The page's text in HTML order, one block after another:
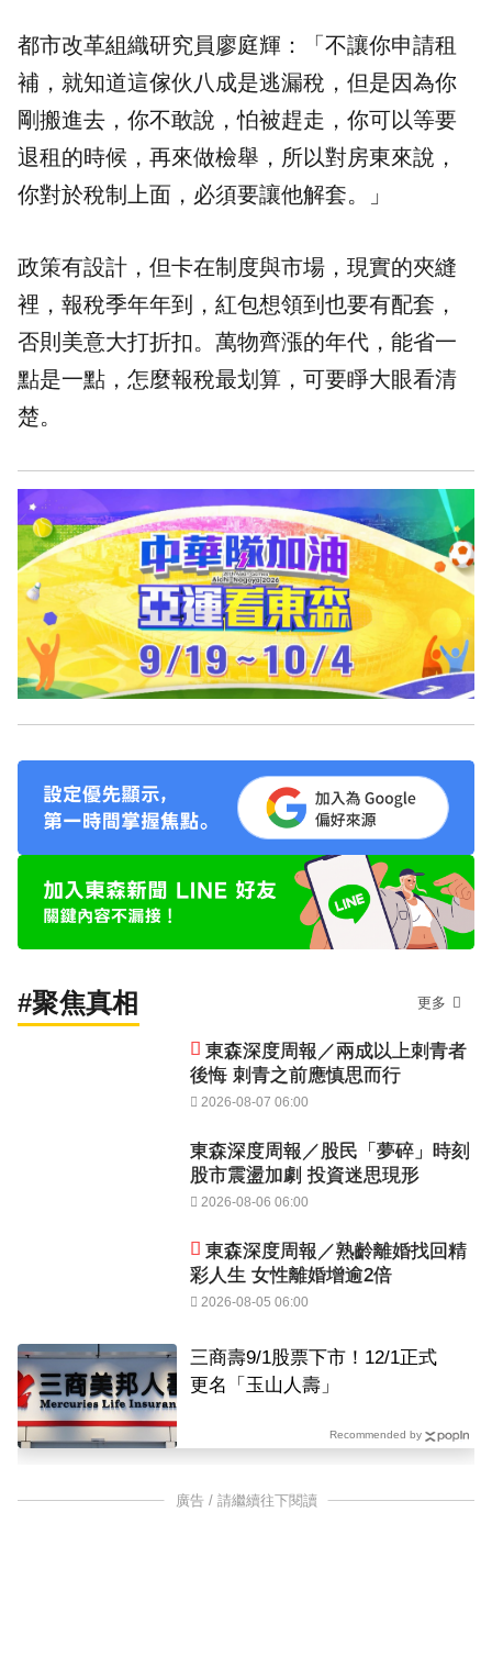
都市改革組織研究員廖庭輝：「不讓你申請租
補，就知道這傢伙八成是逃漏稅，但是因為你
剛搬進去，你不敢說，怕被趕走，你可以等要
退租的時候，再來做檢舉，所以對房東來說，
你對於稅制上面，必須要讓他解套。」
政策有設計，但卡在制度與市場，現實的夾縫
裡，報稅季年年到，紅包想領到也要有配套，
否則美意大打折扣。萬物齊漲的年代，能省一
點是一點，怎麼報稅最划算，可要睜大眼看清
楚。
#聚焦真相 更多
東森深度周報／兩成以上刺青者
後悔 刺青之前應慎思而行
2026-08-07 06:00
東森深度周報／股民「夢碎」時刻
股市震盪加劇 投資迷思現形
2026-08-06 06:00
東森深度周報／熟齡離婚找回精
彩人生 女性離婚增逾2倍
2026-08-05 06:00
三商壽9/1股票下市！12/1正式
更名「玉山人壽」
Recommended by
廣告 / 請繼續往下閱讀